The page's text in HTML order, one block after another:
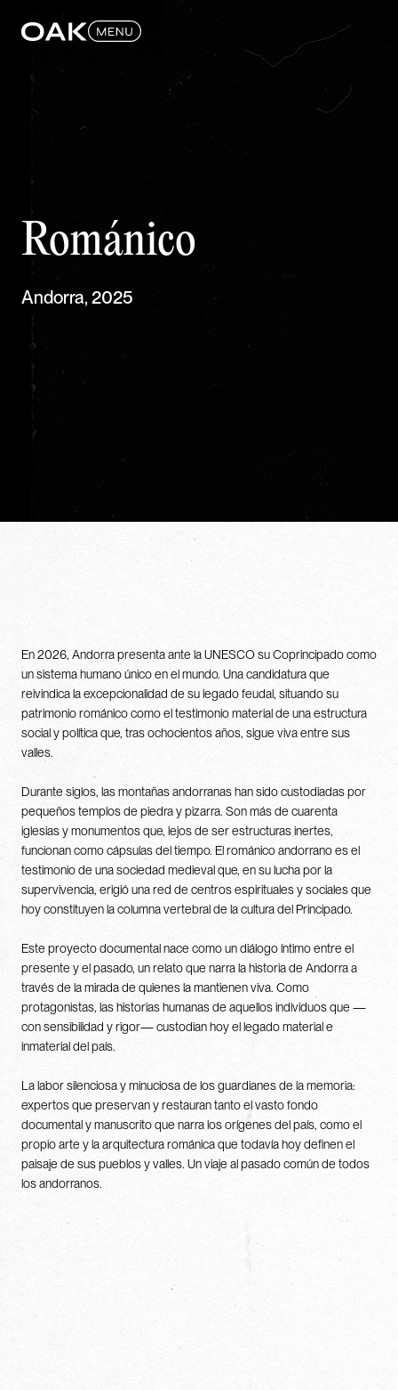
Románico
Andorra, 2025
En 2026, Andorra presenta ante la UNESCO su Coprincipado como
un sistema humano único en el mundo. Una candidatura que
reivindica la excepcionalidad de su legado feudal, situando su
patrimonio románico como el testimonio material de una estructura
social y política que, tras ochocientos años, sigue viva entre sus
valles.
Durante siglos, las montañas andorranas han sido custodiadas por
pequeños templos de piedra y pizarra. Son más de cuarenta
iglesias y monumentos que, lejos de ser estructuras inertes,
funcionan como cápsulas del tiempo. El románico andorrano es el
testimonio de una sociedad medieval que, en su lucha por la
supervivencia, erigió una red de centros espirituales y sociales que
hoy constituyen la columna vertebral de la cultura del Principado.
Este proyecto documental nace como un diálogo íntimo entre el
presente y el pasado, un relato que narra la historia de Andorra a
través de la mirada de quienes la mantienen viva. Como
protagonistas, las historias humanas de aquellos individuos que —
con sensibilidad y rigor— custodian hoy el legado material e
inmaterial del país.
La labor silenciosa y minuciosa de los guardianes de la memoria:
expertos que preservan y restauran tanto el vasto fondo
documental y manuscrito que narra los orígenes del país, como el
propio arte y la arquitectura románica que todavía hoy definen el
paisaje de sus pueblos y valles. Un viaje al pasado común de todos
los andorranos.